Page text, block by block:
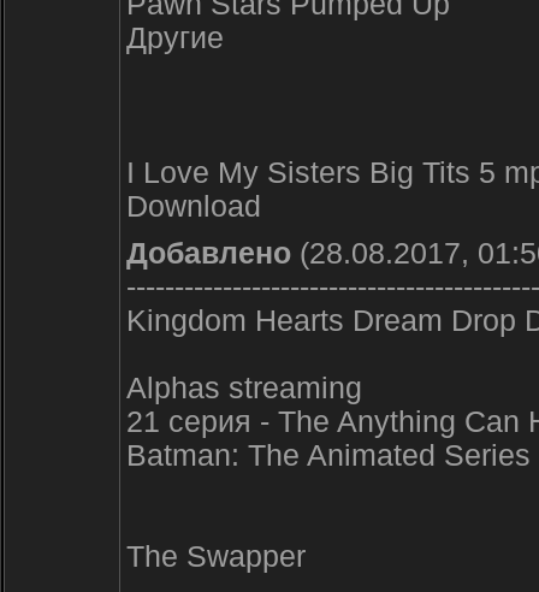
Другие
I Love My Sisters Big Tits 5
Download
Добавлено (28.08.2017,
Kingdom Hearts Dream Drop
Alphas streaming
21 серия - The Anything Can
Batman: The Animated Series
The Swapper